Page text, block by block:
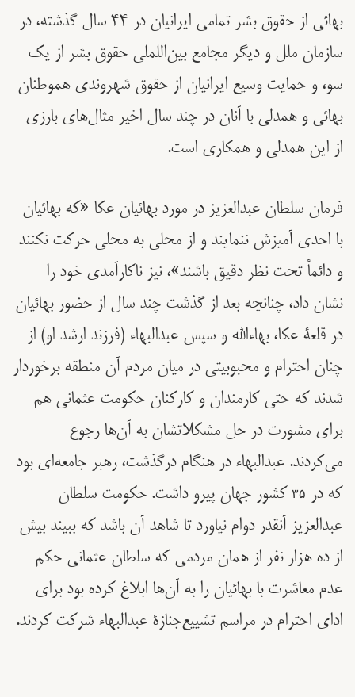
بهائی از حقوق بشر تمامی ایرانیان در ٤٤ سال گذشته، در
سازمان ملل و دیگر مجامع بین‌اللملی حقوق بشر از یک
سو، و حمایت وسیع ایرانیان از حقوق شهروندی هموطنان
بهائی و همدلی با آنان در چند سال اخیر مثال‌های بارزی
از این همدلی و همکاری است.
فرمان سلطان عبدالعزيز در مورد بهائیان عکا «که بهائیان
با احدی آمیزش ننمایند و از محلی به محلی حرکت نکنند
و دائماً تحت نظر دقیق باشند»، نیز ناکارآمدی خود را
نشان داد، چنانچه بعد از گذشت چند سال از حضور بهائیان
در قلعۀ عکا، بهاءالله و سپس عبدالبهاء (فرزند ارشد او) از
چنان احترام و محبوبیتی در میان مردم آن منطقه برخوردار
شدند که حتی کارمندان و کارکنان حکومت عثمانی هم
برای مشورت در حل مشکلاتشان به آن‌ها رجوع
می‌کردند. عبدالبهاء در هنگام درگذشت، رهبر جامعه‌ای بود
که در ۳۵ کشور جهان پیرو داشت. حکومت سلطان
عبدالعزيز آنقدر دوام نیاورد تا شاهد آن باشد که ببیند بیش
از ده هزار نفر از همان مردمی که سلطان عثمانی حکم
عدم معاشرت با بهائیان را به آن‌ها ابلاغ کرده بود برای
ادای احترام در مراسم تشییع‌جنازۀ عبدالبهاء شرکت کردند.